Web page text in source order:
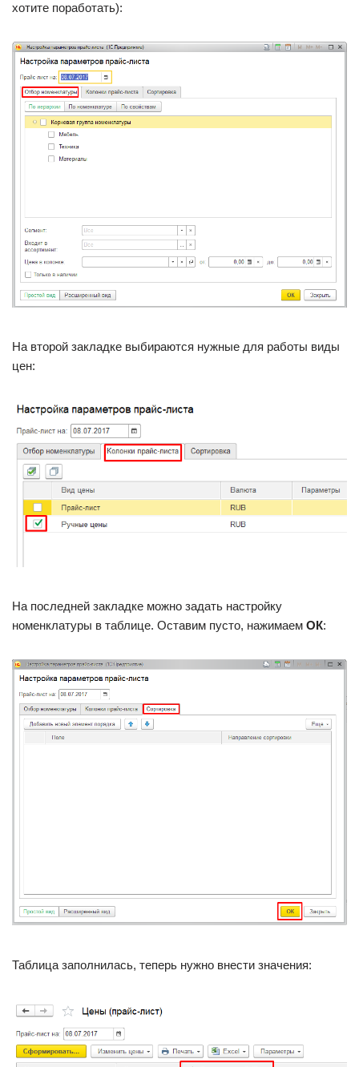
хотите поработать):
На второй закладке выбираются нужные для работы виды
цен:
На последней закладке можно задать настройку
номенклатуры в таблице. Оставим пусто, нажимаем ОК:
Таблица заполнилась, теперь нужно внести значения: